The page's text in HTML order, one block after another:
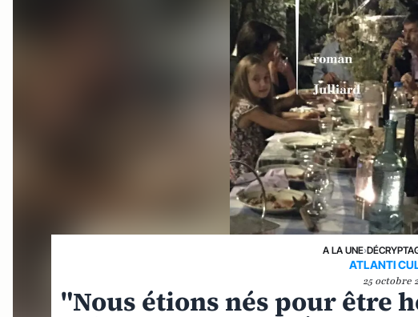
A LA UNE›
ATLANTI
25 octobre
"Nous étions nés pour être